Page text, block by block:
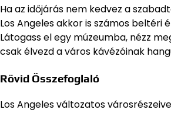
Ha az időjárás nem kedvez a
Los Angeles akkor is számos beltéri
Látogass el egy múzeumba, nézz
csak élvezd a város kávézóinak
Rövid Összefoglaló
Los Angeles változatos